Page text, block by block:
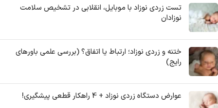
تست زردی نوزاد با موبایل، انقلابی در تشخیص سلامت
نوزادان
ختنه و زردی نوزاد؛ ارتباط یا اتفاق؟ (بررسی علمی باورهای
رایج)
عوارض دستگاه زردی نوزاد + 4 راهکار قطعی پیشگیری!